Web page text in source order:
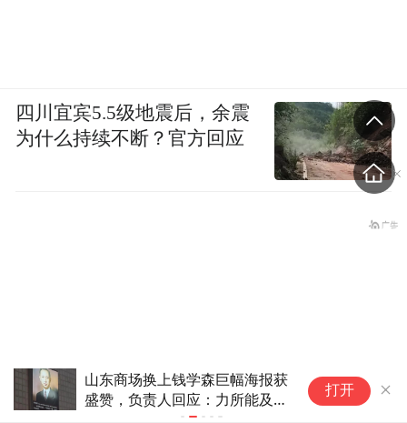
上钱学森巨幅海报获
人回应：力所能及致
一周涨超7%！金价大涨
找到了
打开
四川宜宾5.5级地震后，余震
为什么持续不断？官方回应